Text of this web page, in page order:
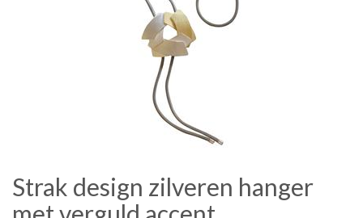
Strak design zilveren hanger